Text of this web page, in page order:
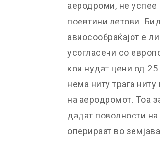
аеродроми, не
поевтини летови.
авиосообраќајот е
усогласени со
кои нудат цени од
нема ниту трага
на аеродромот. Тоа
дадат поволности
оперираат во